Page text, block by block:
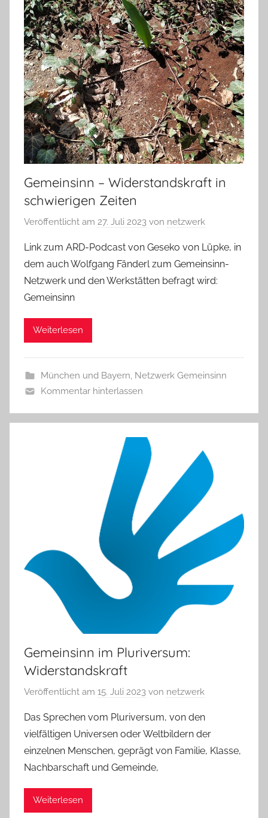
Gemeinsinn – Widerstandskraft in
schwierigen Zeiten
Veröffentlicht am 27. Juli 2023 von netzwerk
Link zum ARD-Podcast von Geseko von Lüpke, in
dem auch Wolfgang Fänderl zum Gemeinsinn-
Netzwerk und den Werkstätten befragt wird:
Gemeinsinn
Weiterlesen
München und Bayern Netzwerk Gemeinsinn
Kommentar hinterlassen
Gemeinsinn im Pluriversum:
Widerstandskraft
Veröffentlicht am 15. Juli 2023 von netzwerk
Das Sprechen vom Pluriversum, von den
vielfältigen Universen oder Weltbildern der
einzelnen Menschen, geprägt von Familie, Klasse,
Nachbarschaft und Gemeinde,
Weiterlesen